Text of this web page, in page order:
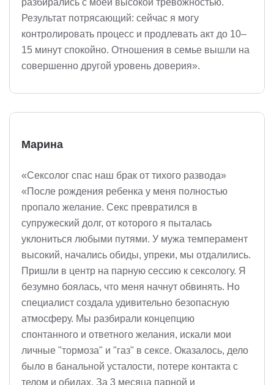
разбирались с моей высокой тревожностью.
Результат потрясающий: сейчас я могу
контролировать процесс и продлевать акт до 10–
15 минут спокойно. Отношения в семье вышли на
совершенно другой уровень доверия».
Марина
«Сексолог спас наш брак от тихого развода»
«После рождения ребенка у меня полностью
пропало желание. Секс превратился в
супружеский долг, от которого я пыталась
уклониться любыми путями. У мужа темперамент
высокий, начались обиды, упреки, мы отдалились.
Пришли в центр на парную сессию к сексологу. Я
безумно боялась, что меня начнут обвинять. Но
специалист создала удивительно безопасную
атмосферу. Мы разбирали концепцию
спонтанного и ответного желания, искали мои
личные "тормоза" и "газ" в сексе. Оказалось, дело
было в банальной усталости, потере контакта с
телом и обидах. За 3 месяца парной и